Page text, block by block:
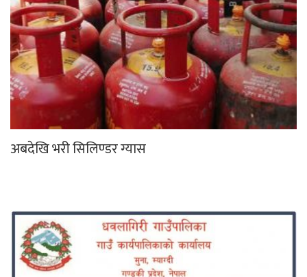
अबदेखि भरी सिलिण्डर ग्यास